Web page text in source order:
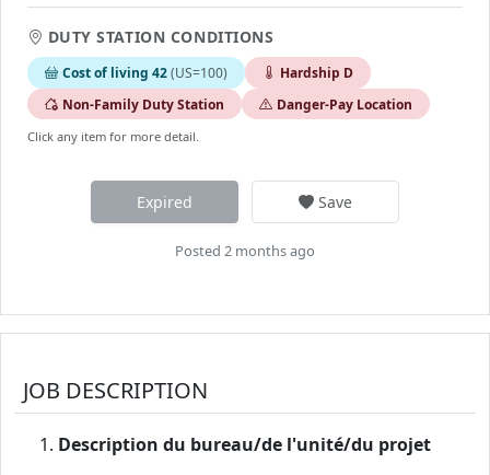
DUTY STATION CONDITIONS
Cost of living 42(US=100)
Hardship D
Non-Family Duty Station
Danger-Pay Location
Click any item for more detail.
Expired Save
Posted 2 months ago
JOB DESCRIPTION
Description du bureau/de l'unité/du projet